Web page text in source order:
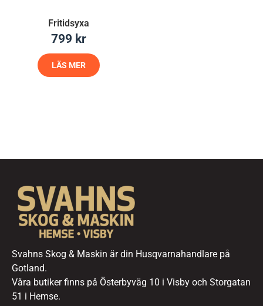
Fritidsyxa
799 kr
LÄS MER
Svahns Skog & Maskin är din Husqvarnahandlare på
Gotland.
Våra butiker finns på Österbyväg 10 i Visby och Storgatan
51 i Hemse.